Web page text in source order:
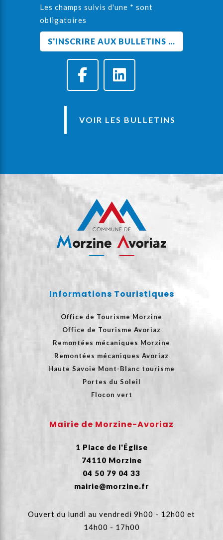
Les champs suivis d'une * sont
obligatoires
VOIR LES BULLETINS
Informations Touristiques
Office de Tourisme Morzine
Office de Tourisme Avoriaz
Remontées mécaniques Morzine
Remontées mécaniques Avoriaz
Haute Savoie Mont-Blanc tourisme
Portes du Soleil
Flocon vert
Mairie de Morzine-Avoriaz
1 Place de l'Église
74110 Morzine
04 50 79 04 33
mairie@morzine.fr
Ouvert du lundi au vendredi 9h00 - 12h00 et
14h00 - 17h00